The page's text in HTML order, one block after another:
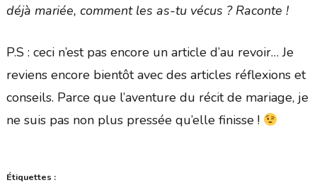
déjà mariée, comment les as-tu vécus ? Raconte !
P.S : ceci n’est pas encore un article d’au revoir… Je
reviens encore bientôt avec des articles réflexions et
conseils. Parce que l’aventure du récit de mariage, je
ne suis pas non plus pressée qu’elle finisse !
Étiquettes :